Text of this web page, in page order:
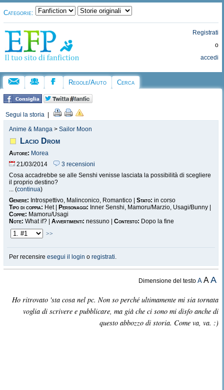
Categorie:
Registrati
o
accedi
Regole/Aiuto Cerca
Segui la storia
Anime & Manga > Sailor Moon
Lacio Drom
Autore: Morea
21/03/2014
3 recensioni
Cosa accadrebbe se alle Senshi venisse lasciata la possibilità di scegliere
il proprio destino?
... (continua)
Genere: Introspettivo, Malinconico, Romantico | Stato: in corso
Tipo di coppia: Het | Personaggi: Inner Senshi, Mamoru/Marzio, Usagi/Bunny |
Coppie: Mamoru/Usagi
Note: What if? | Avvertimenti: nessuno | Contesto: Dopo la fine
>>
Per recensire esegui il login o registrati.
Dimensione del testoA AA
Ho ritrovato 'sta cosa nel pc. Non so perché ultimamente mi sia tornata
voglia di scrivere e pubblicare, ma già che ci sono mi disfo anche di
questo abbozzo di storia. Come va, va. :)